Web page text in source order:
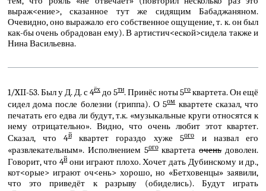
выраж<ение>, сказанное тут же сидящим Бабаджаняном.
Очевидно, оно выражало его собственное ощущение, т. к. он был
как-бы очень обрадован ему). В артистич<еской>сидела также и
Нина Васильевна.
1/XII-53. Был у Д. Д. с 4ёхдо 5ти. Принёс ноты 5гоквартета. Он ещё
сидел дома после болезни (гриппа). О 5омквартете сказал, что
печатать его едва ли будут, т.к. «музыкальные круги относятся к
нему отрицательно». Видно, что очень любит этот квартет.
Сказал, что 4йквартет гораздо хуже 5огои назвал его
«развлекательным». Исполнением 5огоквартетаоченьдоволен.
Говорит, что 4йони играют плохо. Хочет дать Дубинскому и др.,
кот<орые> играют оч<ень> хорошо, но «Бетховенцы» заявили,
что это приведёт к разрыву (обиделись). Будут играть